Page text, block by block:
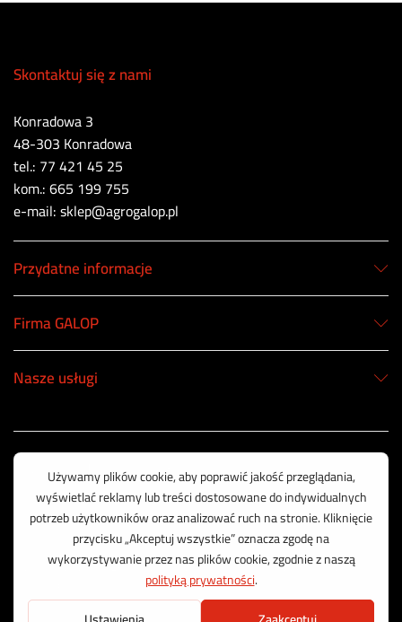
Skontaktuj się z nami
Konradowa 3
48-303 Konradowa
tel.: 77 421 45 25
kom.: 665 199 755
e-mail: sklep@agrogalop.pl
Przydatne informacje
Firma GALOP
Nasze usługi
© 2003 - 2025 GALOP - Wyposażenie Rolnictwa | Wykonanie:
Korzystamy z bezpiecznych płatności